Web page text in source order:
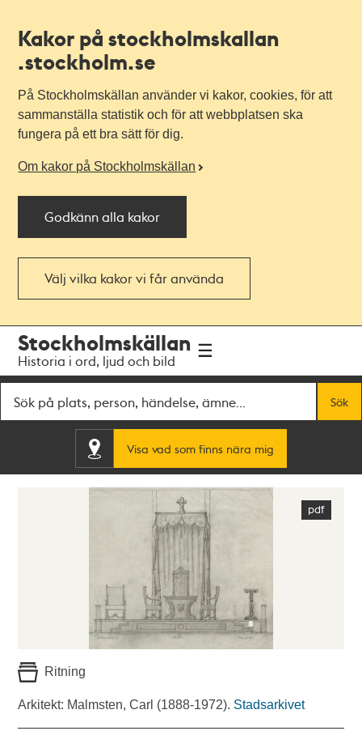
Kakor på stockholmskallan
.stockholm.se
På Stockholmskällan använder vi kakor, cookies, för att
sammanställa statistik och för att webbplatsen ska
fungera på ett bra sätt för dig.
Om kakor på Stockholmskällan
Godkänn alla kakor
Välj vilka kakor vi får använda
navigationen
huvudinnehållet
Stockholmskällan
Historia i ord, ljud och bild
Sök
Visa vad som finns nära mig
Ritning
Arkitekt: Malmsten, Carl (1888-1972). Stadsarkivet